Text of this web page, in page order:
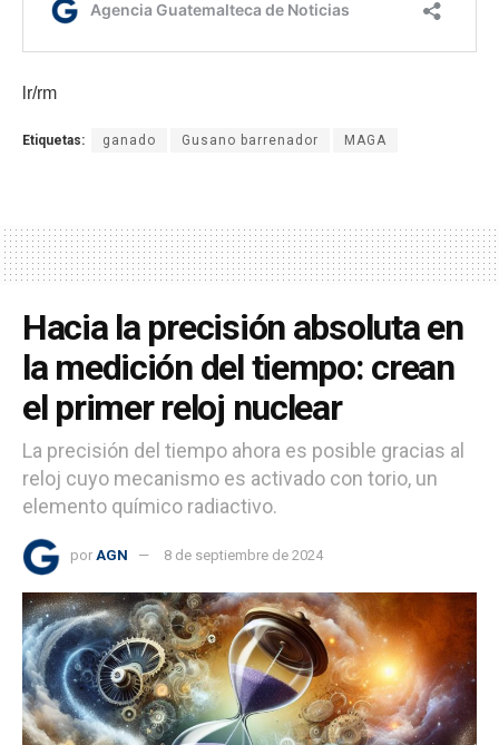
lr/rm
Etiquetas: ganado Gusano barrenador MAGA
Hacia la precisión absoluta en
la medición del tiempo: crean
el primer reloj nuclear
La precisión del tiempo ahora es posible gracias al
reloj cuyo mecanismo es activado con torio, un
elemento químico radiactivo.
por AGN 8 de septiembre de 2024